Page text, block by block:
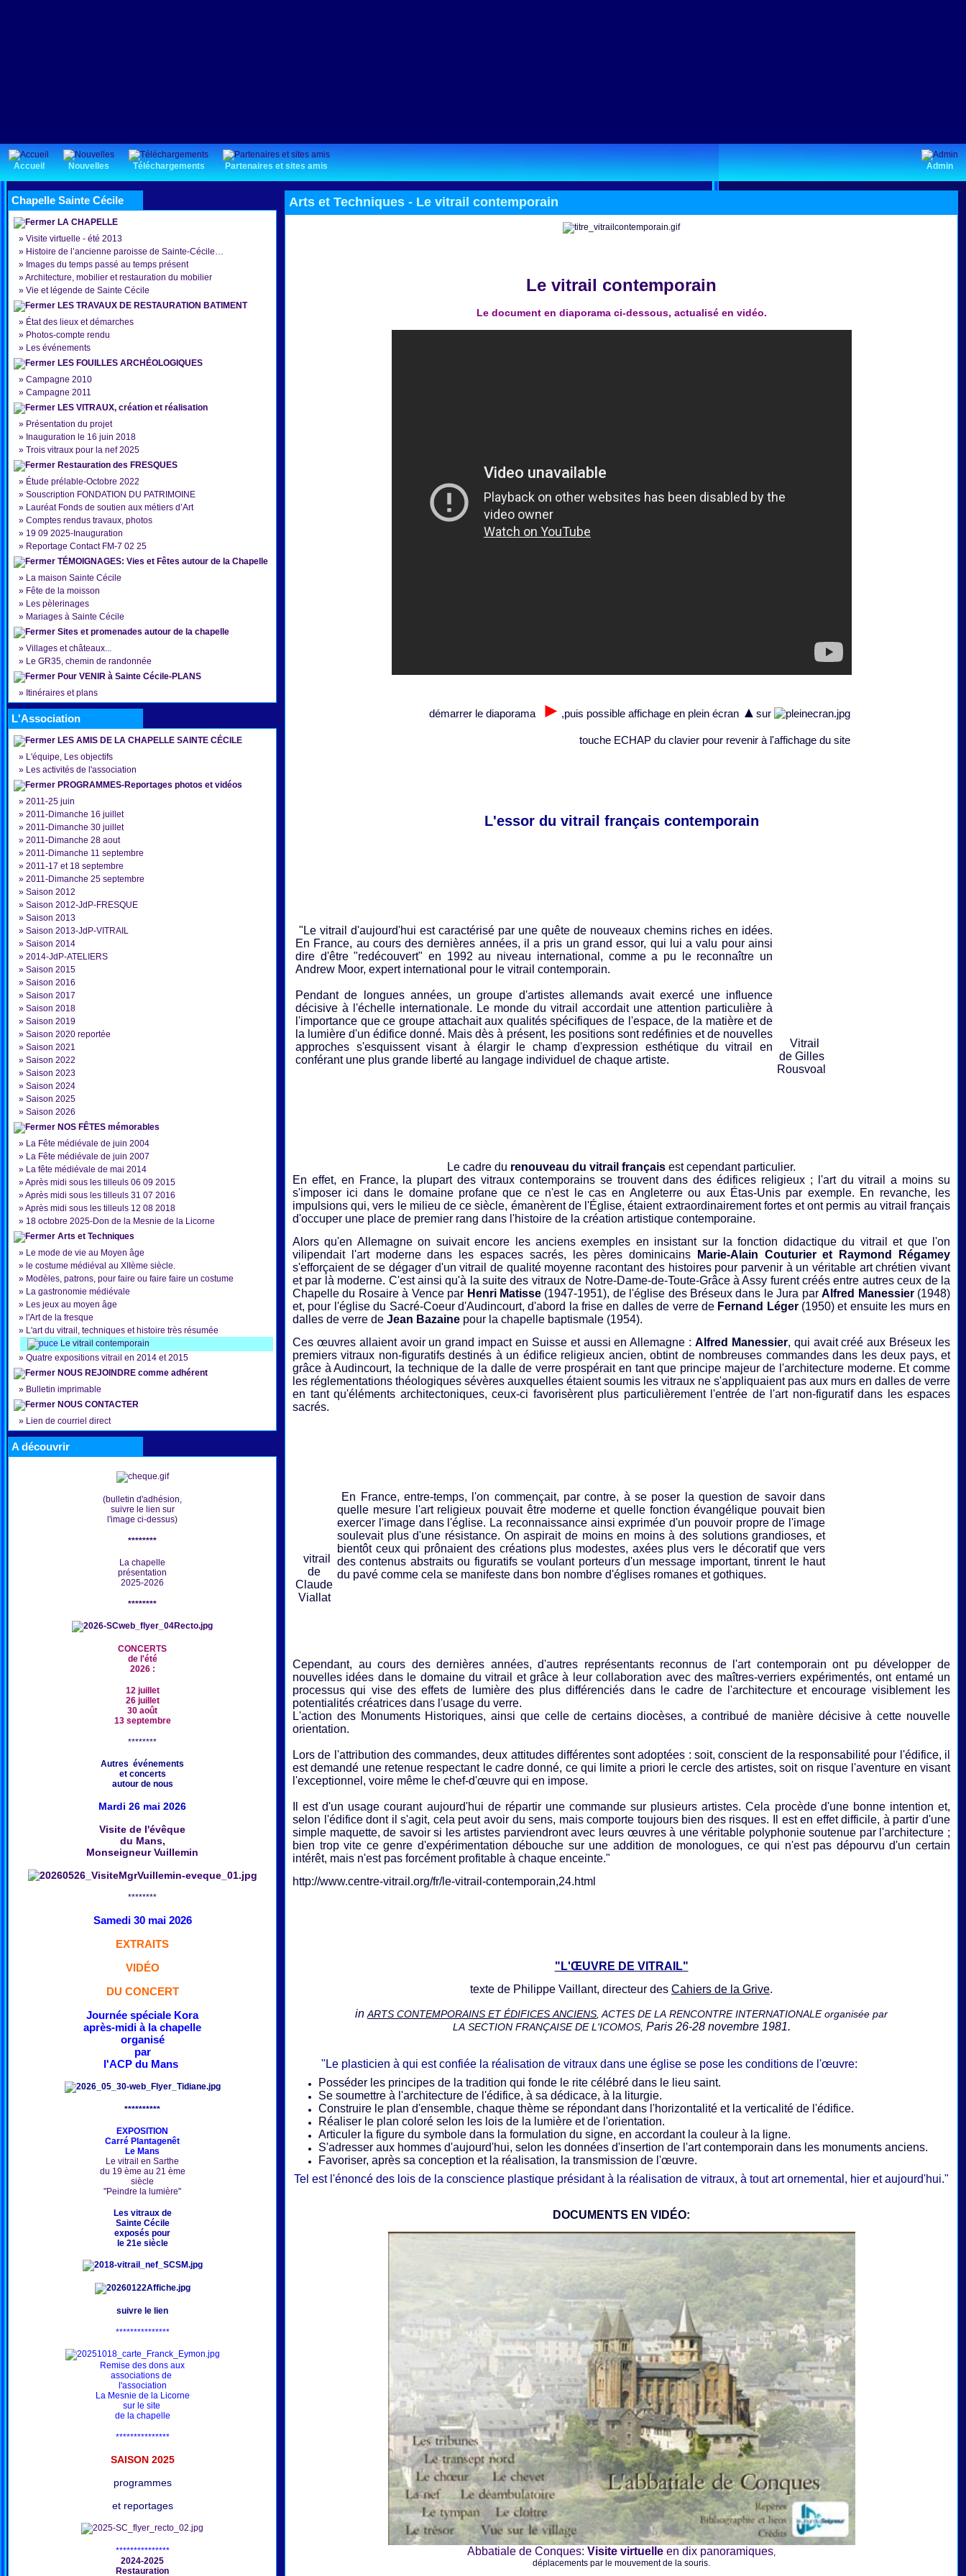
Admin
Accueil Nouvelles Téléchargements Partenaires et sites amis
Chapelle Sainte Cécile
LA CHAPELLE
» Visite virtuelle - été 2013
» Histoire de l’ancienne paroisse de Sainte-Cécile…
» Images du temps passé au temps présent
»Architecture, mobilier et restauration du mobilier
» Vie et légende de Sainte Cécile
LES TRAVAUX DE RESTAURATION BATIMENT
» État des lieux et démarches
» Photos-compte rendu
» Les événements
LES FOUILLES ARCHÉOLOGIQUES
» Campagne 2010
» Campagne 2011
LES VITRAUX, création et réalisation
» Présentation du projet
» Inauguration le 16 juin 2018
» Trois vitraux pour la nef 2025
Restauration des FRESQUES
» Étude prélable-Octobre 2022
» Souscription FONDATION DU PATRIMOINE
» Lauréat Fonds de soutien aux métiers d’Art
» Comptes rendus travaux, photos
» 19 09 2025-Inauguration
» Reportage Contact FM-7 02 25
TÉMOIGNAGES: Vies et Fêtes autour de la Chapelle
» La maison Sainte Cécile
» Fête de la moisson
» Les pèlerinages
» Mariages à Sainte Cécile
Sites et promenades autour de la chapelle
» Villages et châteaux...
» Le GR35, chemin de randonnée
Pour VENIR à Sainte Cécile-PLANS
» Itinéraires et plans
L'Association
LES AMIS DE LA CHAPELLE SAINTE CÉCILE
» L'équipe, Les objectifs
» Les activités de l'association
PROGRAMMES-Reportages photos et vidéos
» 2011-25 juin
» 2011-Dimanche 16 juillet
» 2011-Dimanche 30 juillet
» 2011-Dimanche 28 aout
» 2011-Dimanche 11 septembre
» 2011-17 et 18 septembre
» 2011-Dimanche 25 septembre
» Saison 2012
» Saison 2012-JdP-FRESQUE
» Saison 2013
» Saison 2013-JdP-VITRAIL
» Saison 2014
» 2014-JdP-ATELIERS
» Saison 2015
» Saison 2016
» Saison 2017
» Saison 2018
» Saison 2019
» Saison 2020 reportée
» Saison 2021
» Saison 2022
» Saison 2023
» Saison 2024
» Saison 2025
» Saison 2026
NOS FÊTES mémorables
» La Fête médiévale de juin 2004
» La Fête médiévale de juin 2007
» La fête médiévale de mai 2014
»Après midi sous les tilleuls 06 09 2015
»Après midi sous les tilleuls 31 07 2016
»Après midi sous les tilleuls 12 08 2018
» 18 octobre 2025-Don de la Mesnie de la Licorne
Arts et Techniques
» Le mode de vie au Moyen âge
» le costume médiéval au XIIème siècle.
» Modèles, patrons, pour faire ou faire faire un costume
» La gastronomie médiévale
» Les jeux au moyen âge
» l'Art de la fresque
» L'art du vitrail, techniques et histoire très résumée
Le vitrail contemporain
» Quatre expositions vitrail en 2014 et 2015
NOUS REJOINDRE comme adhérent
» Bulletin imprimable
NOUS CONTACTER
» Lien de courriel direct
A découvrir
(bulletin d'adhésion,
suivre le lien sur
l'image ci-dessus)
********
La chapelle
présentation
2025-2026
********
CONCERTS
de l'été
2026 :
12 juillet
26 juillet
30 août
13 septembre
********
Autres événements
et concerts
autour de nous
Mardi 26 mai 2026
Visite de l'évêque
du Mans,
Monseigneur Vuillemin
********
Samedi 30 mai 2026
EXTRAITS
VIDÉO
DU CONCERT
Journée spéciale Kora
après-midi à la chapelle
organisé
par
l'ACP du Mans
**********
EXPOSITION
Carré Plantagenêt
Le Mans
Le vitrail en Sarthe
du 19 ème au 21 ème
siècle
"Peindre la lumière"
Les vitraux de
Sainte Cécile
exposés pour
le 21e siècle
suivre le lien
***************
Remise des dons aux
associations de
l'association
La Mesnie de la Licorne
sur le site
de la chapelle
***************
SAISON 2025
programmes
et reportages
***************
2024-2025
Restauration
Arts et Techniques - Le vitrail contemporain
Le vitrail contemporain
Le document en diaporama ci-dessous, actualisé en vidéo.
démarrer le diaporama ► ,puis possible affichage en plein écran ▲ sur
touche ECHAP du clavier pour revenir à l'affichage du site
L'essor du vitrail français contemporain
"Le vitrail d'aujourd'hui est caractérisé par une quête de nouveaux chemins riches en idées.
En France, au cours des dernières années, il a pris un grand essor, qui lui a valu pour ainsi
dire d'être "redécouvert" en 1992 au niveau international, comme a pu le reconnaître un
Andrew Moor, expert international pour le vitrail contemporain.
Pendant de longues années, un groupe d'artistes allemands avait exercé une influence
décisive à l'échelle internationale. Le monde du vitrail accordait une attention particulière à
l'importance que ce groupe attachait aux qualités spécifiques de l'espace, de la matière et de
la lumière d'un édifice donné. Mais dès à présent, les positions sont redéfinies et de nouvelles
approches s'esquissent visant à élargir le champ d'expression esthétique du vitrail en
conférant une plus grande liberté au langage individuel de chaque artiste.
Vitrail
de Gilles
Rousvoal
Le cadre du renouveau du vitrail français est cependant particulier.
En effet, en France, la plupart des vitraux contemporains se trouvent dans des édifices religieux ; l'art du vitrail a moins su
s'imposer ici dans le domaine profane que ce n'est le cas en Angleterre ou aux Étas-Unis par exemple. En revanche, les
impulsions qui, vers le milieu de ce siècle, émanèrent de l'Église, étaient extraordinairement fortes et ont permis au vitrail français
d'occuper une place de premier rang dans l'histoire de la création artistique contemporaine.
Alors qu'en Allemagne on suivait encore les anciens exemples en insistant sur la fonction didactique du vitrail et que l'on
vilipendait l'art moderne dans les espaces sacrés, les pères dominicains
Marie-Alain Couturier et Raymond Régamey
s'efforçaient de se dégager d'un vitrail de qualité moyenne racontant des histoires pour parvenir à un véritable art chrétien vivant
et par là moderne. C'est ainsi qu'à la suite des vitraux de Notre-Dame-de-Toute-Grâce à Assy furent créés entre autres ceux de la
Chapelle du Rosaire à Vence par Henri Matisse(1947-1951), de l'église des Bréseux dans le Jura parAlfred Manessier (1948)
et, pour l'église du Sacré-Coeur d'Audincourt, d'abord la frise en dalles de verre de Fernand Léger(1950) et ensuite les murs en
dalles de verre de Jean Bazaine pour la chapelle baptismale (1954).
Ces œuvres allaient avoir un grand impact en Suisse et aussi en Allemagne : Alfred Manessier, qui avait créé aux Bréseux les
premiers vitraux non-figuratifs destinés à un édifice religieux ancien, obtint de nombreuses commandes dans les deux pays, et
grâce à Audincourt, la technique de la dalle de verre prospérait en tant que principe majeur de l'architecture moderne. Et comme
les réglementations théologiques sévères auxquelles étaient soumis les vitraux ne s'appliquaient pas aux murs en dalles de verre
en tant qu'éléments architectoniques, ceux-ci favorisèrent plus particulièrement l'entrée de l'art non-figuratif dans les espaces
sacrés.
En France, entre-temps, l'on commençait, par contre, à se poser la question de savoir dans
quelle mesure l'art religieux pouvait être moderne et quelle fonction évangélique pouvait bien
exercer l'image dans l'église. La reconnaissance ainsi exprimée d'un pouvoir propre de l'image
soulevait plus d'une résistance. On aspirait de moins en moins à des solutions grandioses, et
bientôt ceux qui prônaient des créations plus modestes, axées plus vers le décoratif que vers
des contenus abstraits ou figuratifs se voulant porteurs d'un message important, tinrent le haut
du pavé comme cela se manifeste dans bon nombre d'églises romanes et gothiques.
vitrail
de
Claude
Viallat
Cependant, au cours des dernières années, d'autres représentants reconnus de l'art contemporain ont pu développer de
nouvelles idées dans le domaine du vitrail et grâce à leur collaboration avec des maîtres-verriers expérimentés, ont entamé un
processus qui vise des effets de lumière des plus différenciés dans le cadre de l'architecture et encourage visiblement les
potentialités créatrices dans l'usage du verre.
L'action des Monuments Historiques, ainsi que celle de certains diocèses, a contribué de manière décisive à cette nouvelle
orientation.
Lors de l'attribution des commandes, deux attitudes différentes sont adoptées : soit, conscient de la responsabilité pour l'édifice, il
est demandé une retenue respectant le cadre donné, ce qui limite a priori le cercle des artistes, soit on risque l'aventure en visant
l'exceptionnel, voire même le chef-d'œuvre qui en impose.
Il est d'un usage courant aujourd'hui de répartir une commande sur plusieurs artistes. Cela procède d'une bonne intention et,
selon l'édifice dont il s'agit, cela peut avoir du sens, mais comporte toujours bien des risques. Il est en effet difficile, à partir d'une
simple maquette, de savoir si les artistes parviendront avec leurs œuvres à une véritable polyphonie soutenue par l'architecture ;
bien trop vite ce genre d'expérimentation débouche sur une addition de monologues, ce qui n'est pas dépourvu d'un certain
intérêt, mais n'est pas forcément profitable à chaque enceinte."
http://www.centre-vitrail.org/fr/le-vitrail-contemporain,24.html
"L'ŒUVRE DE VITRAIL"
texte de Philippe Vaillant, directeur des Cahiers de la Grive.
in ARTS CONTEMPORAINS ET ÉDIFICES ANCIENS , ACTES DE LA RENCONTRE INTERNATIONALE organisée par
LA SECTION FRANÇAISE DE L'ICOMOS, Paris 26-28 novembre 1981.
"Le plasticien à qui est confiée la réalisation de vitraux dans une église se pose les conditions de l'œuvre:
Posséder les principes de la tradition qui fonde le rite célébré dans le lieu saint.
Se soumettre à l'architecture de l'édifice, à sa dédicace, à la liturgie.
Construire le plan d'ensemble, chaque thème se répondant dans l'horizontalité et la verticalité de l'édifice.
Réaliser le plan coloré selon les lois de la lumière et de l'orientation.
Articuler la figure du symbole dans la formulation du signe, en accordant la couleur à la ligne.
S'adresser aux hommes d'aujourd'hui, selon les données d'insertion de l'art contemporain dans les monuments anciens.
Favoriser, après sa conception et la réalisation, la transmission de l'œuvre.
Tel est l'énoncé des lois de la conscience plastique présidant à la réalisation de vitraux, à tout art ornemental, hier et aujourd'hui."
DOCUMENTS EN VIDÉO:
Abbatiale de Conques: Visite virtuelle en dix panoramiques,
déplacements par le mouvement de la souris.